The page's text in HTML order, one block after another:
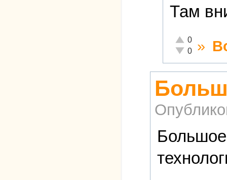
Там
Отлично!
0
Неадекватно!
0 »